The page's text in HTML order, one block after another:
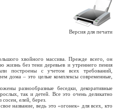
Версия для печати
хвойного массива. Прежде всего, он
жизнь без тени деревьев и утреннего пения
построены с учетом всех требований,
дома – это целые комплексы современные,
разнообразные беседки, декоративные
так и детей. Все это очень деликатно
елей, берез.
название, ведь это «огонек» для всех, кто